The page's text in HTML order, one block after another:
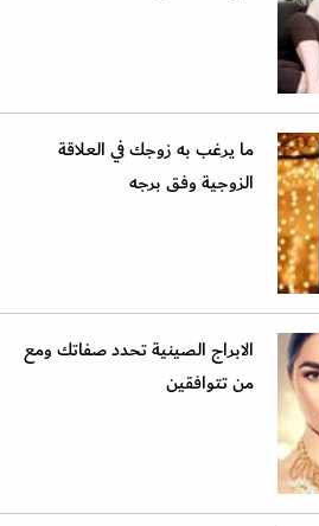
ما يرغب به زوجك في العلاقة
الزوجية وفق برجه
الابراج الصينية تحدد صفاتك ومع
من تتوافقين